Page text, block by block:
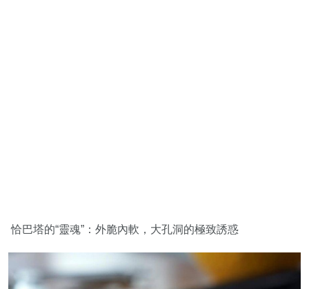
恰巴塔的“靈魂”：外脆內軟，大孔洞的極致誘惑